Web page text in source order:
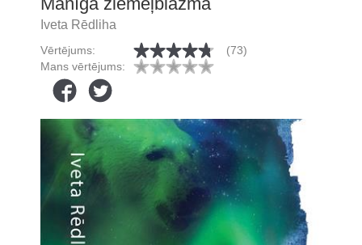
Iveta Rēdliha
Vērtējums:
(73)
Mans vērtējums: